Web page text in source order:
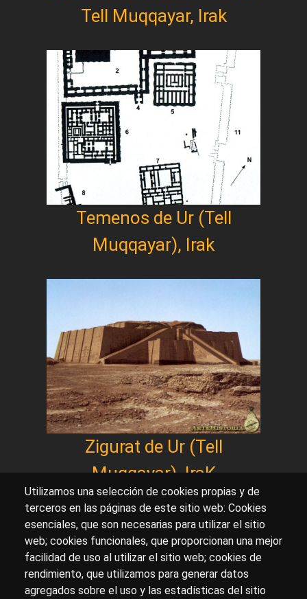
Tell Muqqayar, Irak
Temenos de Ur (Tell
Muqqayar), Irak
Zigurat de Ur (Tell
Muqqayar), IraK
Sobre artehistoria.com
Para ponerte en contacto con nosotros, escríbenos en
el formulario decontacto
Accesibilidad
Aviso Legal Privacidad
Utilizamos una selección de cookies propias y de
terceros en las páginas de este sitio web: Cookies
esenciales, que son necesarias para utilizar el sitio
web; cookies funcionales, que proporcionan una mejor
facilidad de uso al utilizar el sitio web; cookies de
rendimiento, que utilizamos para generar datos
agregados sobre el uso y las estadísticas del sitio